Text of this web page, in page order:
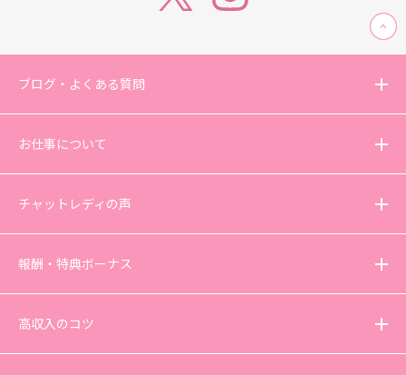
ブログ・よくある質問
お仕事について
チャットレディの声
報酬・特典ボーナス
高収入のコツ